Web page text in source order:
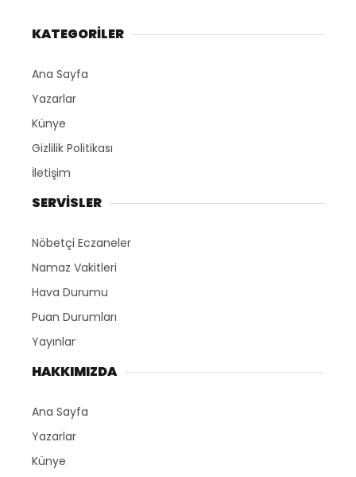
KATEGORİLER
Ana Sayfa
Yazarlar
Künye
Gizlilik Politikası
İletişim
SERVİSLER
Nöbetçi Eczaneler
Namaz Vakitleri
Hava Durumu
Puan Durumları
Yayınlar
HAKKIMIZDA
Ana Sayfa
Yazarlar
Künye